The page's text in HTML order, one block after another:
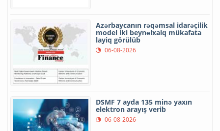
Azərbaycanın rəqəmsal idarəçilik
model iki beynəlxalq mükafata
layiq görülüb
06-08-2026
DSMF 7 ayda 135 minə yaxın
elektron arayış verib
06-08-2026